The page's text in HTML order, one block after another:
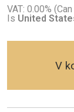
VAT: 0.00%
Is United
V